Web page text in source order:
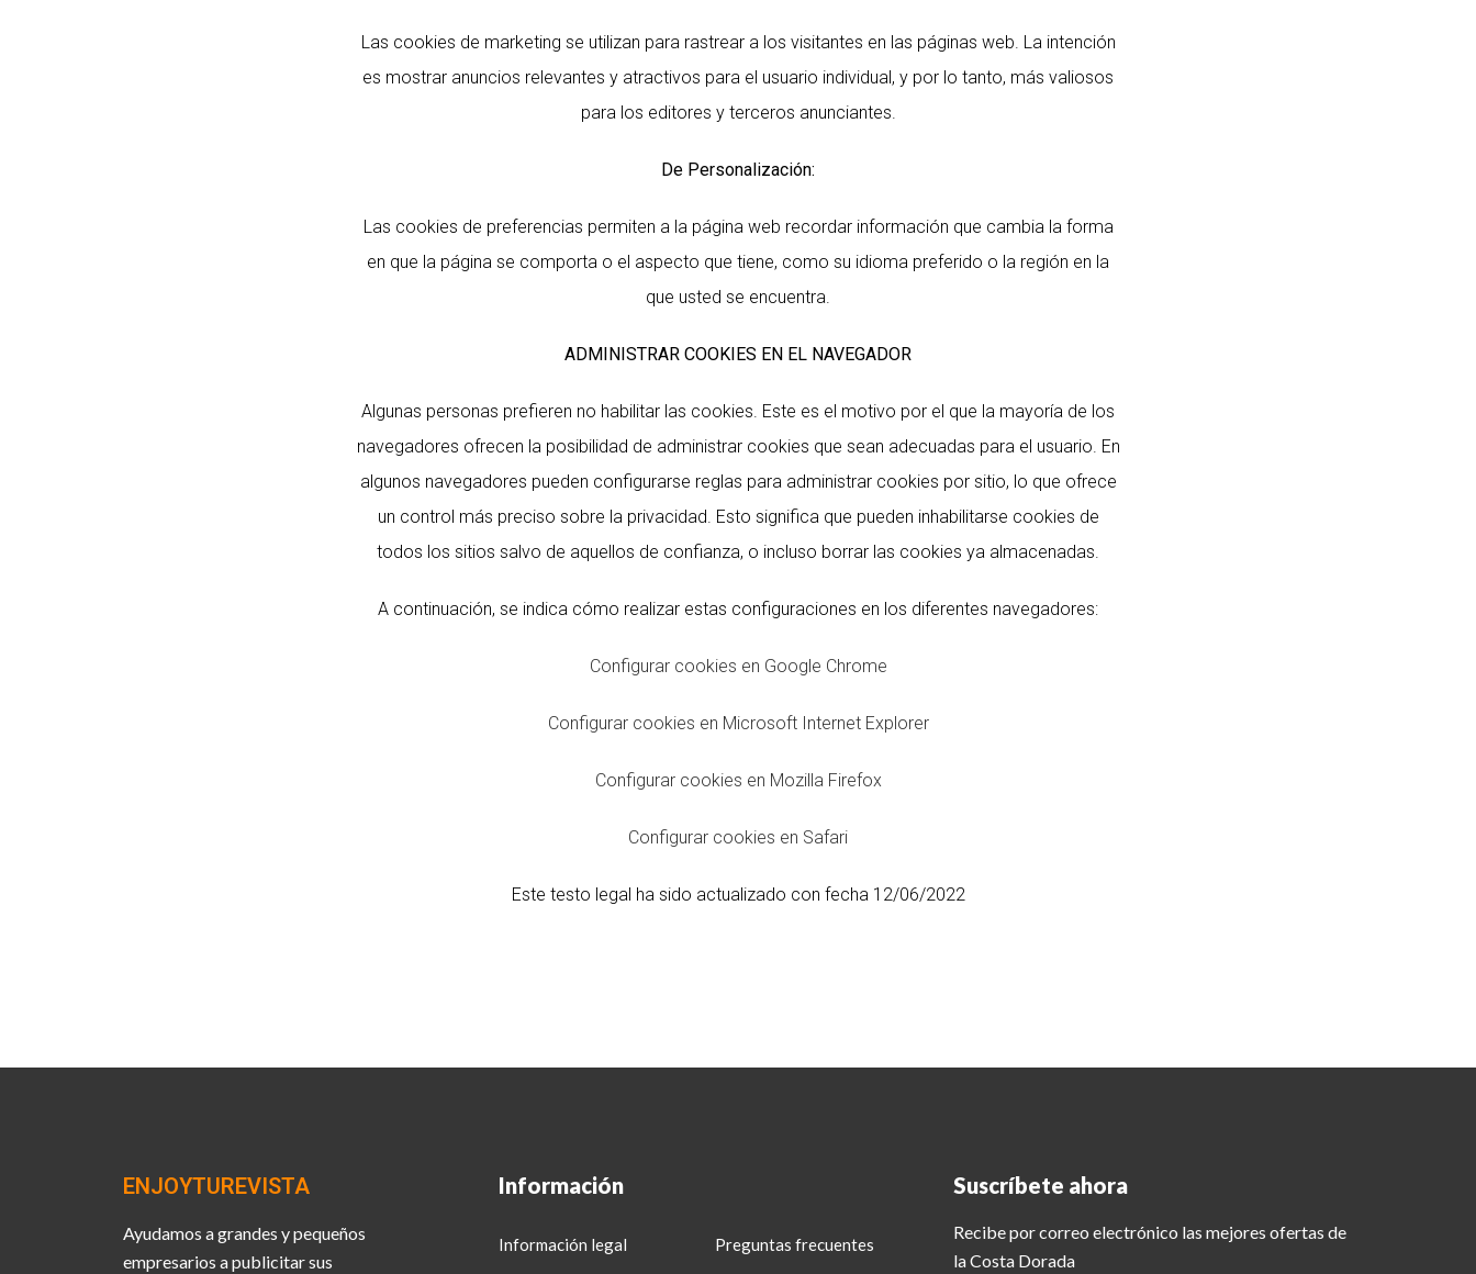
Las cookies de marketing se utilizan para rastrear a los visitantes en las páginas web. La intención
es mostrar anuncios relevantes y atractivos para el usuario individual, y por lo tanto, más valiosos
para los editores y terceros anunciantes.
De Personalización:
Las cookies de preferencias permiten a la página web recordar información que cambia la forma
en que la página se comporta o el aspecto que tiene, como su idioma preferido o la región en la
que usted se encuentra.
ADMINISTRAR COOKIES EN EL NAVEGADOR
Algunas personas prefieren no habilitar las cookies. Este es el motivo por el que la mayoría de los
navegadores ofrecen la posibilidad de administrar cookies que sean adecuadas para el usuario. En
algunos navegadores pueden configurarse reglas para administrar cookies por sitio, lo que ofrece
un control más preciso sobre la privacidad. Esto significa que pueden inhabilitarse cookies de
todos los sitios salvo de aquellos de confianza, o incluso borrar las cookies ya almacenadas.
A continuación, se indica cómo realizar estas configuraciones en los diferentes navegadores:
Configurar cookies en Google Chrome
Configurar cookies en Microsoft Internet Explorer
Configurar cookies en Mozilla Firefox
Configurar cookies en Safari
Este testo legal ha sido actualizado con fecha 12/06/2022
ENJOYTUREVISTA
Ayudamos a grandes y pequeños
empresarios a publicitar sus
Información
Información legal Preguntas frecuentes
Suscríbete ahora
Recibe por correo electrónico las mejores ofertas de
la Costa Dorada